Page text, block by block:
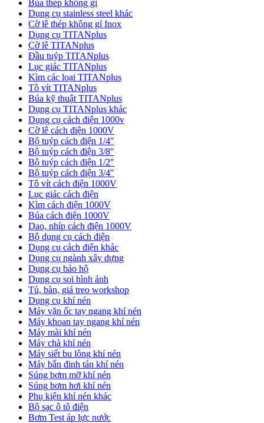
Búa thép không gỉ
Dụng cụ stainless steel khác
Cờ lê thép không gỉ Inox
Dụng cụ TITANplus
Cờ lê TITANplus
Đầu tuýp TITANplus
Lục giác TITANplus
Kìm các loại TITANplus
Tô vít TITANplus
Búa kỹ thuật TITANplus
Dụng cụ TITANplus khác
Dụng cụ cách điện 1000v
Cờ lê cách điện 1000V
Bộ tuýp cách điện 1/4"
Bộ tuýp cách điện 3/8"
Bộ tuýp cách điện 1/2"
Bộ tuýp cách điện 3/4"
Tô vít cách điện 1000V
Lục giác cách điện
Kìm cách điện 1000V
Búa cách điện 1000V
Dao, nhíp cách điện 1000V
Bộ dụng cụ cách điện
Dụng cụ cách điện khác
Dụng cụ ngành xây dựng
Dụng cụ bảo hộ
Dụng cụ soi hình ảnh
Tủ, bàn, giá treo workshop
Dụng cụ khí nén
Máy vặn ốc tay ngang khí nén
Máy khoan tay ngang khí nén
Máy mài khí nén
Máy chà khí nén
Máy siết bu lông khí nén
Máy bắn đinh tán khí nén
Súng bơm mỡ khí nén
Súng bơm hơi khí nén
Phụ kiện khí nén khác
Bộ sạc ô tô điện
Bơm Test áp lực nước